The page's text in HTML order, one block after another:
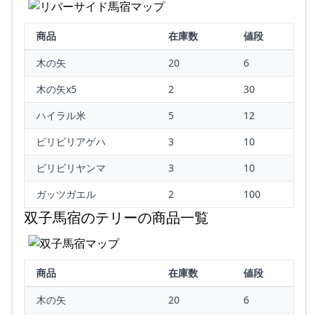
商品 在庫数
値段
木の矢
20
6
木の矢x5
2
30
ハイラル米
5
12
ビリビリアゲハ
3
10
ビリビリヤンマ
3
10
ガッツガエル
2 100
双子馬宿のテリーの商品一覧
商品 在庫数
値段
木の矢
20
6